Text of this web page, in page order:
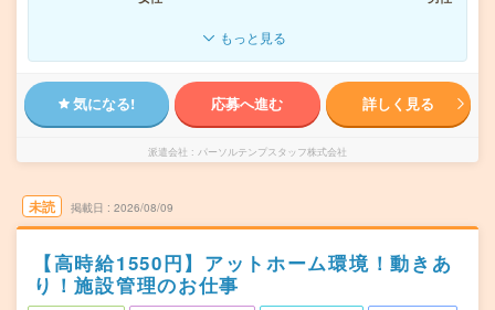
もっと見る
気になる! 応募へ進む 詳しく見る
派遣会社 パーソルテンプスタッフ株式会社
未読 掲載日 2026/08/09
【高時給1550円】アットホーム環境！動きあ
り！施設管理のお仕事